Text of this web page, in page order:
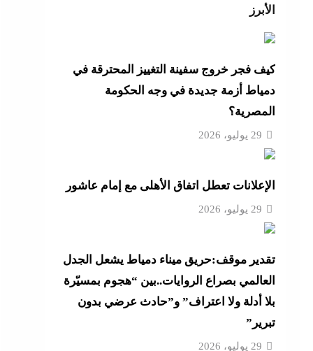
لم
الأبرز
كيف فجر خروج سفينة التغييز المحترقة في
دمياط أزمة جديدة في وجه الحكومة
المصرية؟
29 يوليو، 2026
الإعلانات تعطل اتفاق الأهلى مع إمام عاشور
29 يوليو، 2026
تقدير موقف:حريق ميناء دمياط يشعل الجدل
العالمي بصراع الروايات..بين “هجوم بمسيّرة
بلا أدلة ولا اعتراف” و”حادث عرضي بدون
تبرير”
29 يوليو، 2026